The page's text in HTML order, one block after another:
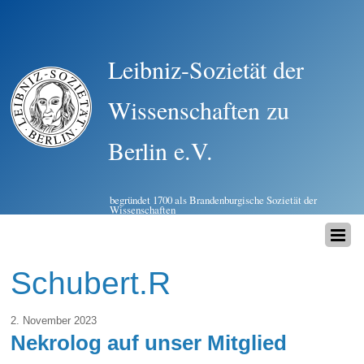
Leibniz-Sozietät der
Wissenschaften zu
Berlin e.V.
begründet 1700 als Brandenburgische Sozietät der
Wissenschaften
Schubert.R
2. November 2023
Nekrolog auf unser Mitglied